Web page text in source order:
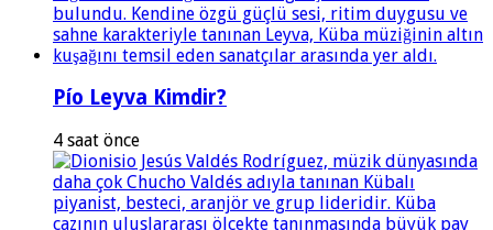
Pío Leyva Kimdir?
4 saat önce